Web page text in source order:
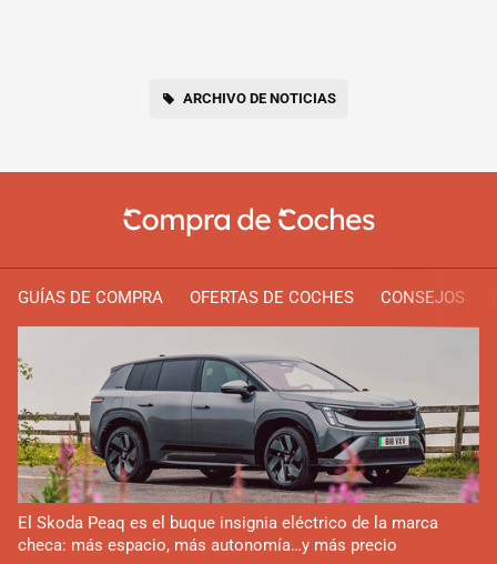
ARCHIVO DE NOTICIAS
GUÍAS DE COMPRA OFERTAS DE COCHES CONSEJOS
El Skoda Peaq es el buque insignia eléctrico de la marca
checa: más espacio, más autonomía…y más precio